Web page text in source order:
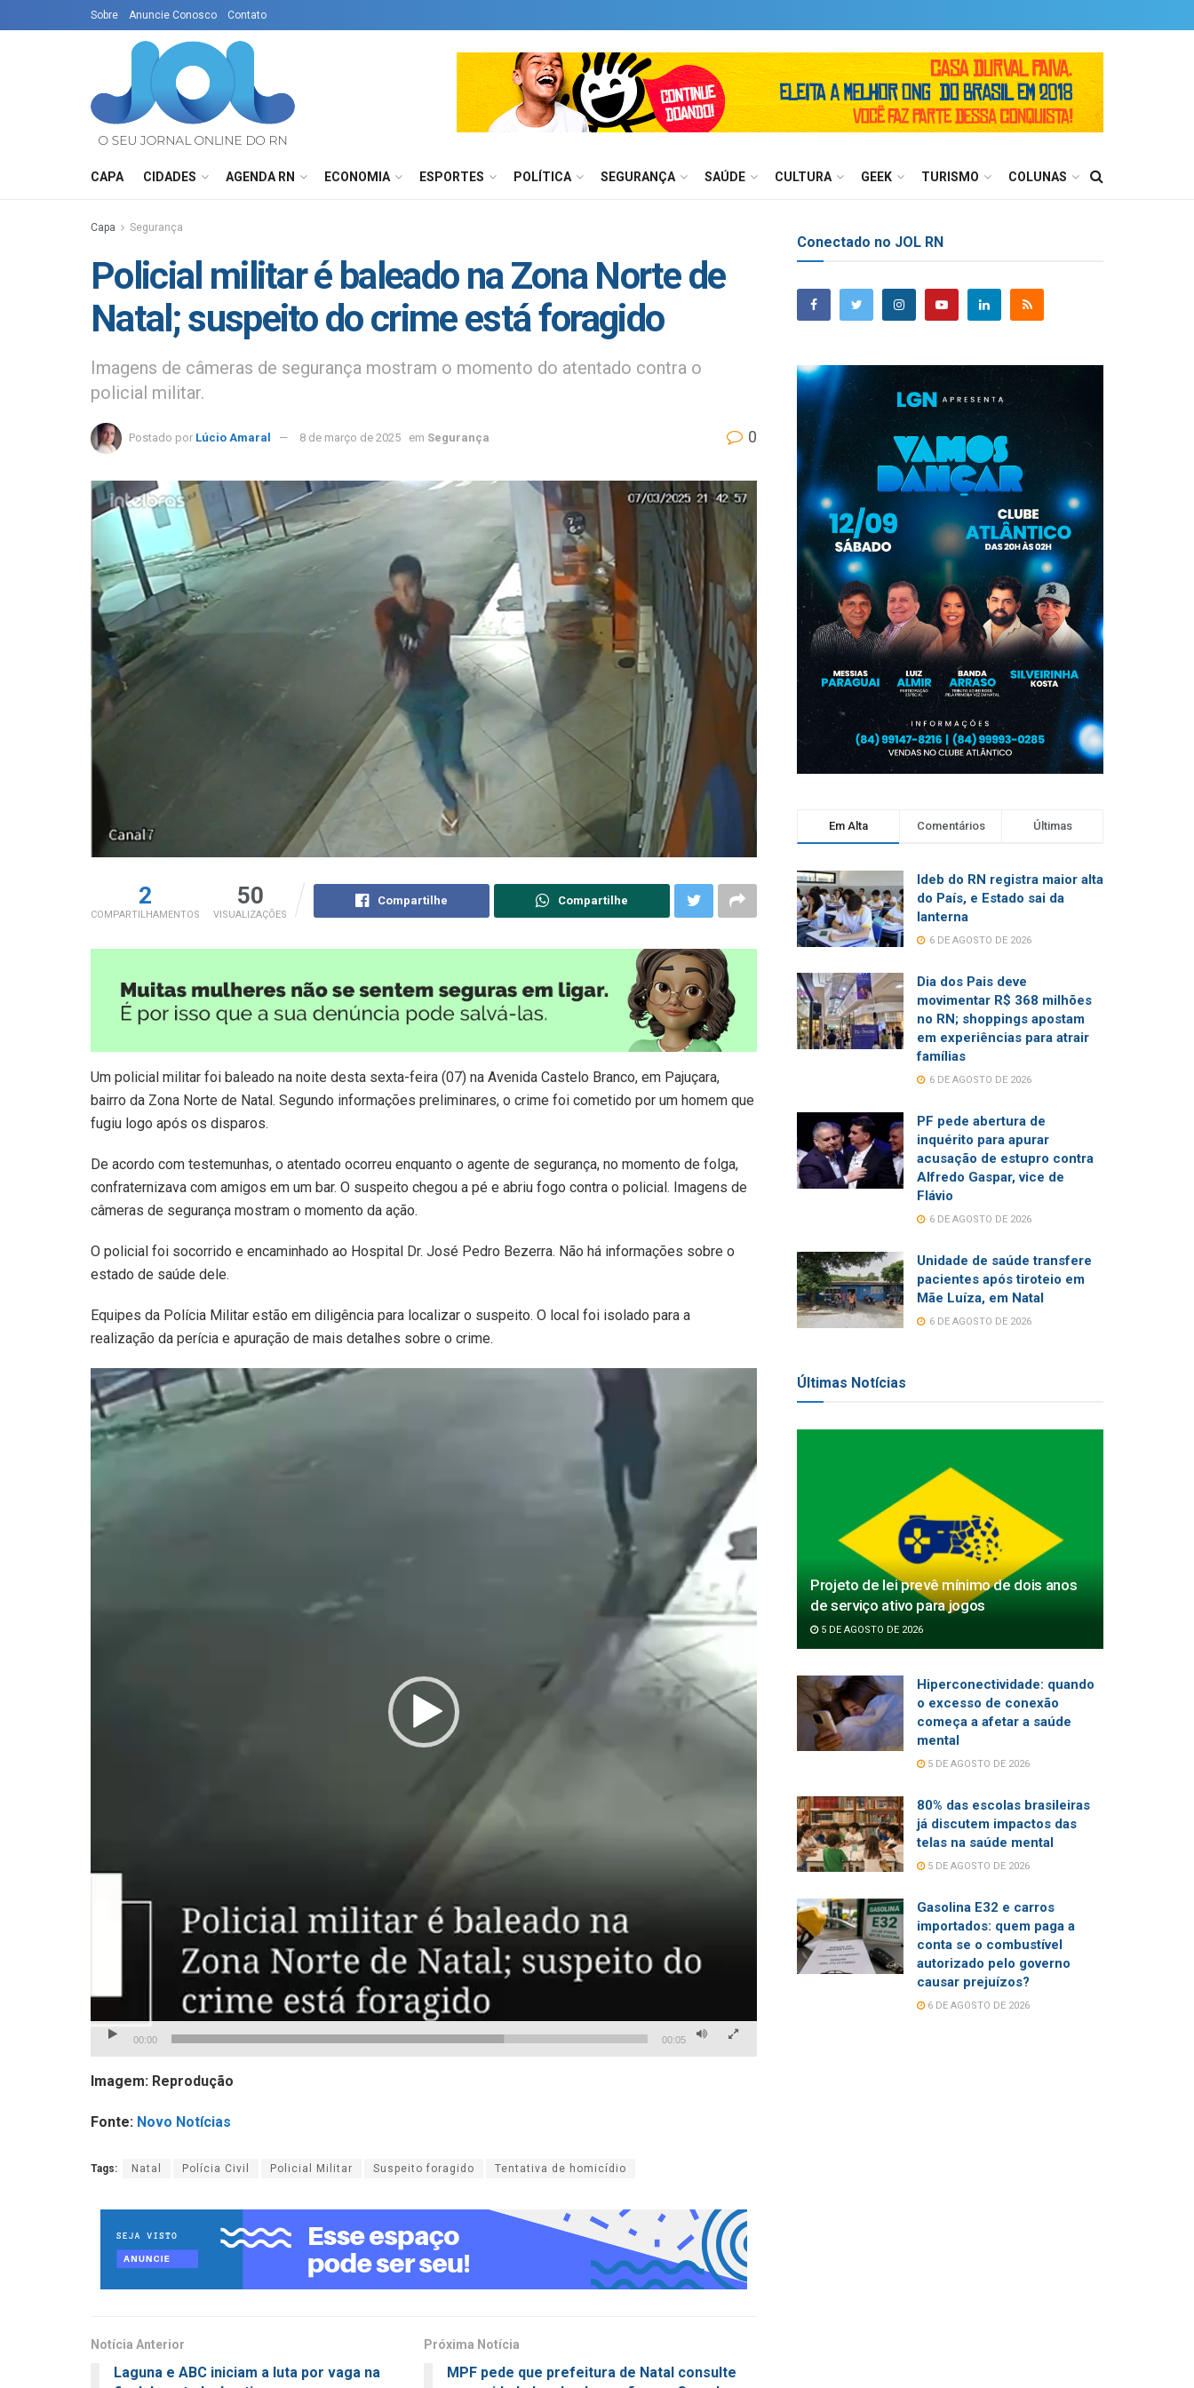
Sobre Anuncie Conosco Contato
CAPA CIDADES AGENDA RN ECONOMIA ESPORTES POLÍTICA SEGURANÇA SAÚDE CULTURA GEEK TURISMO COLUNAS
Capa Segurança
Policial militar é baleado na Zona Norte de
Natal; suspeito do crime está foragido
Imagens de câmeras de segurança mostram o momento do atentado contra o
policial militar.
Postado por Lúcio Amaral 8 de março de 2025 em Segurança 0
2
COMPARTILHAMENTOS
50
VISUALIZAÇÕES
Compartilhe Compartilhe
Um policial militar foi baleado na noite desta sexta-feira (07) na Avenida Castelo Branco, em Pajuçara,
bairro da Zona Norte de Natal. Segundo informações preliminares, o crime foi cometido por um homem que
fugiu logo após os disparos.
De acordo com testemunhas, o atentado ocorreu enquanto o agente de segurança, no momento de folga,
confraternizava com amigos em um bar. O suspeito chegou a pé e abriu fogo contra o policial. Imagens de
câmeras de segurança mostram o momento da ação.
O policial foi socorrido e encaminhado ao Hospital Dr. José Pedro Bezerra. Não há informações sobre o
estado de saúde dele.
Equipes da Polícia Militar estão em diligência para localizar o suspeito. O local foi isolado para a
realização da perícia e apuração de mais detalhes sobre o crime.
Tocador
de
vídeo
00:00 00:05
Imagem: Reprodução
Fonte: Novo Notícias
Tags: Natal Polícia Civil Policial Militar Suspeito foragido Tentativa de homicídio
Notícia Anterior
Laguna e ABC iniciam a luta por vaga na
Próxima Notícia
MPF pede que prefeitura de Natal consulte
Conectado no JOL RN
Em Alta Comentários Últimas
Ideb do RN registra maior alta
do País, e Estado sai da
lanterna
6 DE AGOSTO DE 2026
Dia dos Pais deve
movimentar R$ 368 milhões
no RN; shoppings apostam
em experiências para atrair
famílias
6 DE AGOSTO DE 2026
PF pede abertura de
inquérito para apurar
acusação de estupro contra
Alfredo Gaspar, vice de
Flávio
6 DE AGOSTO DE 2026
Unidade de saúde transfere
pacientes após tiroteio em
Mãe Luíza, em Natal
6 DE AGOSTO DE 2026
Últimas Notícias
Projeto de lei prevê mínimo de dois anos
de serviço ativo para jogos
5 DE AGOSTO DE 2026
Hiperconectividade: quando
o excesso de conexão
começa a afetar a saúde
mental
5 DE AGOSTO DE 2026
80% das escolas brasileiras
já discutem impactos das
telas na saúde mental
5 DE AGOSTO DE 2026
Gasolina E32 e carros
importados: quem paga a
conta se o combustível
autorizado pelo governo
causar prejuízos?
6 DE AGOSTO DE 2026